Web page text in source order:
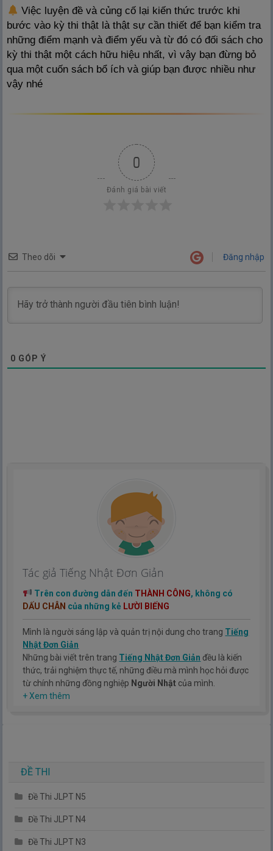
Việc luyện đề và củng cố lại kiến thức trước khi
bước vào kỳ thi thật là thật sự cần thiết để bạn kiểm tra
những điểm mạnh và điểm yếu và từ đó có đối sách cho
kỳ thi thật một cách hữu hiệu nhất, vì vậy bạn đừng bỏ
qua một cuốn sách bổ ích và giúp bạn được nhiều như
vậy nhé
0
Đánh giá bài viết
Theo dõi Đăng nhập
0 GÓP Ý
Tác giả Tiếng Nhật Đơn Giản
Trên con đường dẫn đến THÀNH CÔNG, không có
DẤU CHÂN của những kẻ LƯỜI BIẾNG
Mình là người sáng lập và quản trị nội dung cho trang Tiếng
Nhật Đơn Giản
Những bài viết trên trang Tiếng Nhật Đơn Giản đều là kiến
thức, trải nghiệm thực tế, những điều mà mình học hỏi được
từ chính những đồng nghiệp Người Nhật của mình.
Hy vọng rằng kinh nghiệm mà mình có được sẽ giúp các bạn
+ Xem thêm
ĐỀ THI
Đề Thi JLPT N5
Đề Thi JLPT N4
Đề Thi JLPT N3